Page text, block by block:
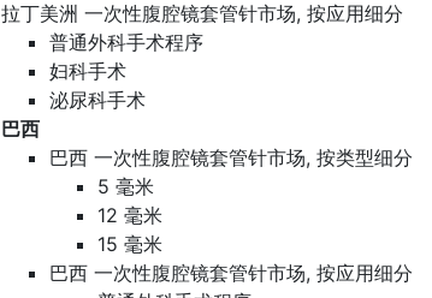
拉丁美洲 一次性腹腔镜套管针市场, 按应用细分
普通外科手术程序
妇科手术
泌尿科手术
巴西
巴西 一次性腹腔镜套管针市场, 按类型细分
5 毫米
12 毫米
15 毫米
巴西 一次性腹腔镜套管针市场, 按应用细分